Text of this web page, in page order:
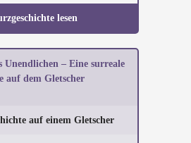
lesen
Unendlichen – Eine surreale
auf dem Gletscher
auf einem Gletscher